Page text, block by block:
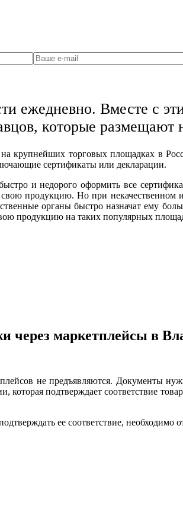
ежедневно. Вместе с
которые
крупнейших торговых площадках в
сертификаты или декларации.
и недорого оформить все
продукцию. Но при некачественном
органы быстро назначат ему
продукцию на таких популярных
через маркетплейсы в
не предъявляются. Документы
подтверждает соответствие
ее соответствие, необходимо